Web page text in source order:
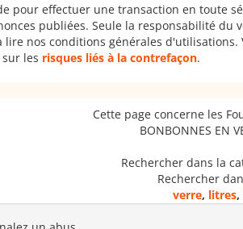
pour effectuer une transaction en toute
publiées. Seule la responsabilité du
lire nos conditions générales d'utilisations.
les risques liés à la contrefaçon.
Cette page concerne les
BONBONNES EN
Rechercher dans la
Rechercher
verre, litres,